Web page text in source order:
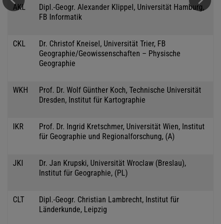
AKL
Dipl.-Geogr. Alexander Klippel, Universität Hamburg,
FB Informatik
CKL
Dr. Christof Kneisel, Universität Trier, FB
Geographie/Geowissenschaften – Physische
Geographie
WKH
Prof. Dr. Wolf Günther Koch, Technische Universität
Dresden, Institut für Kartographie
IKR
Prof. Dr. Ingrid Kretschmer, Universität Wien, Institut
für Geographie und Regionalforschung, (A)
JKI
Dr. Jan Krupski, Universität Wroclaw (Breslau),
Institut für Geographie, (PL)
CLT
Dipl.-Geogr. Christian Lambrecht, Institut für
Länderkunde, Leipzig